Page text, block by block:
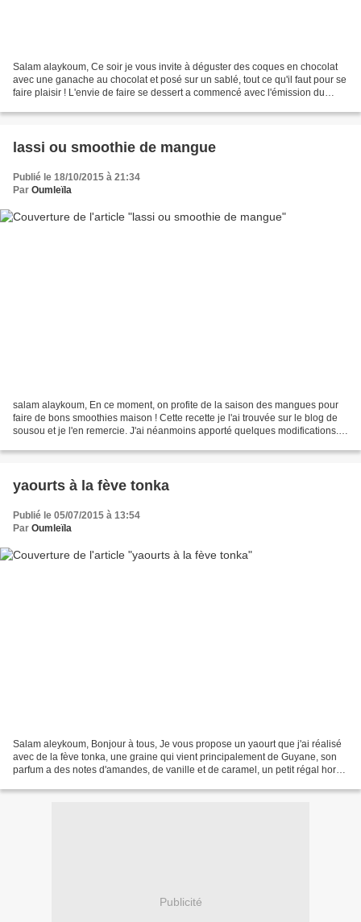
Salam alaykoum, Ce soir je vous invite à déguster des coques en chocolat
avec une ganache au chocolat et posé sur un sablé, tout ce qu'il faut pour se
faire plaisir ! L'envie de faire se dessert a commencé avec l'émission du
lassi ou smoothie de mangue
Publié le 18/10/2015 à 21:34
Par Oumleïla
salam alaykoum, En ce moment, on profite de la saison des mangues pour
faire de bons smoothies maison ! Cette recette je l'ai trouvée sur le blog de
sousou et je l'en remercie. J'ai néanmoins apporté quelques modifications.
yaourts à la fève tonka
Publié le 05/07/2015 à 13:54
Par Oumleïla
Salam aleykoum, Bonjour à tous, Je vous propose un yaourt que j'ai réalisé
avec de la fève tonka, une graine qui vient principalement de Guyane, son
parfum a des notes d'amandes, de vanille et de caramel, un petit régal hors
Publicité